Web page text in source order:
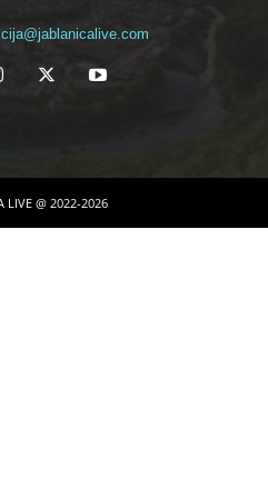
LIVE @ 2022-2026